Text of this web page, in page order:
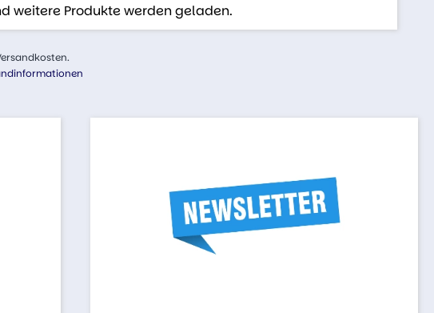
weitere Produkte werden geladen.